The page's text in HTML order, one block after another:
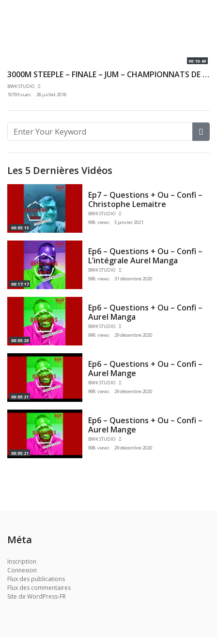
00:10:49
3000M STEEPLE – FINALE – JUM – CHAMPIONNATS DE FRANCE JEUNES CA JU – 20/07/2018 – BONDOUFLE
BWK STUDIO
10793 vues
28 juillet 2018
Les 5 Dernières Vidéos
00:05:13
Ep7 – Questions + Ou – Confi –
Christophe Lemaitre
BWK STUDIO
998 views
5 janvier 2021
00:17:17
Ep6 – Questions + Ou – Confi –
L’intégrale Aurel Manga
BWK STUDIO
998 views
31 décembre 2020
00:05:20
Ep6 – Questions + Ou – Confi –
Aurel Manga
BWK STUDIO
998 views
29 décembre 2020
00:05:21
Ep6 – Questions + Ou – Confi –
Aurel Mange
BWK STUDIO
998 views
29 décembre 2020
00:05:21
Ep6 – Questions + Ou – Confi –
Aurel Mange
BWK STUDIO
998 views
29 décembre 2020
Méta
Inscription
Connexion
Flux des publications
Flux des commentaires
Site de WordPress-FR